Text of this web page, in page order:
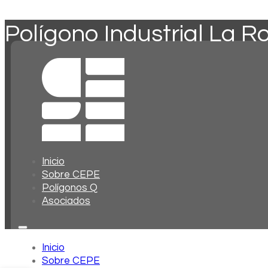
Inicio
Sobre CEPE
Polígonos Q
Asociados
Inicio
Sobre CEPE
Polígono Industrial La